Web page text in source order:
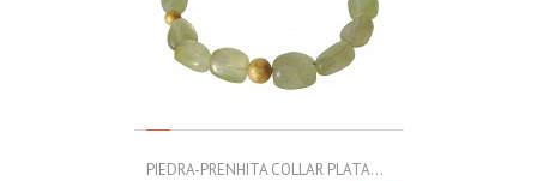
PIEDRA-PRENHITA COLLAR PLATA...